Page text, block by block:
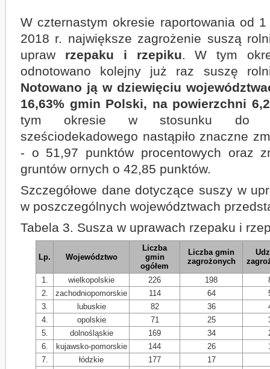
W czternastym okresie raportowania od
2018 r. największe zagrożenie suszą
upraw rzepaku i rzepiku. W tym
odnotowano kolejny już raz suszę
Notowano ją w dziewięciu
16,63% gmin Polski, na powierzchni
tym okresie w stosunku do
sześciodekadowego nastąpiło znaczne
- o 51,97 punktów procentowych oraz
gruntów ornych o 42,85 punktów.
Szczegółowe dane dotyczące suszy w
w poszczególnych województwach
Tabela 3. Susza w uprawach rzepaku i
Lp. Województwo
Liczba
gmin
ogółem
Liczba gmin
zagrożonych
1. wielkopolskie 226 198
2.
zachodniopomorskie 114 64
3.
lubuskie 82 36
4.
opolskie 71 25
5.
dolnośląskie 169 34
6.
kujawsko-pomorskie 144 26
7.
łódzkie 177
17